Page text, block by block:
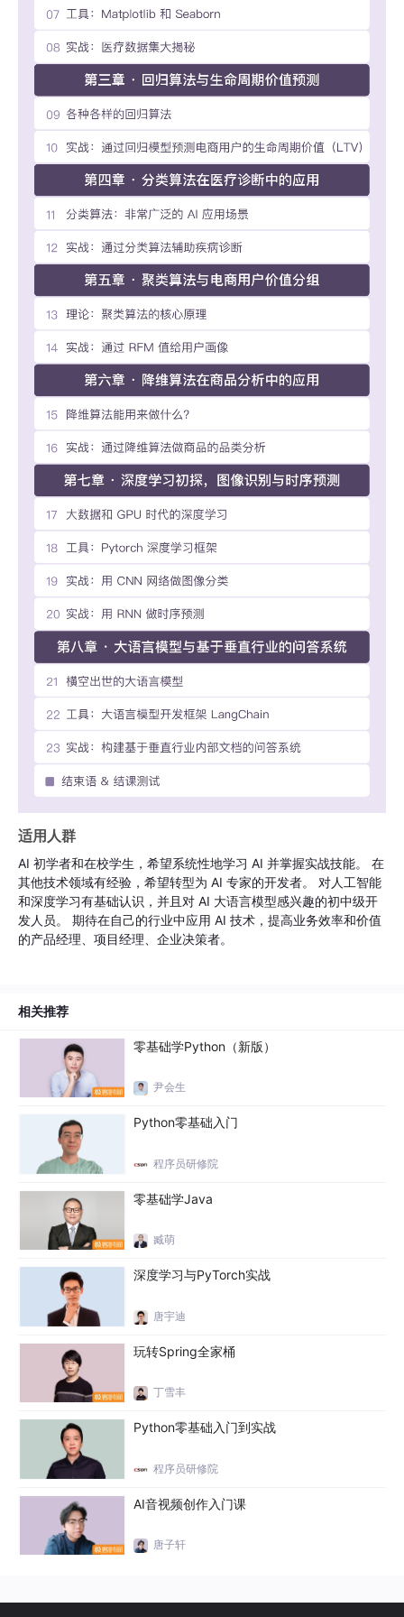
适用人群
AI 初学者和在校学生，希望系统性地学习 AI 并掌握实战技能。 在
其他技术领域有经验，希望转型为 AI 专家的开发者。 对人工智能
和深度学习有基础认识，并且对 AI 大语言模型感兴趣的初中级开
发人员。 期待在自己的行业中应用 AI 技术，提高业务效率和价值
的产品经理、项目经理、企业决策者。
相关推荐
零基础学Python（新版）
尹会生
Python零基础入门
程序员研修院
零基础学Java
臧萌
深度学习与PyTorch实战
唐宇迪
玩转Spring全家桶
丁雪丰
Python零基础入门到实战
程序员研修院
AI音视频创作入门课
唐子轩